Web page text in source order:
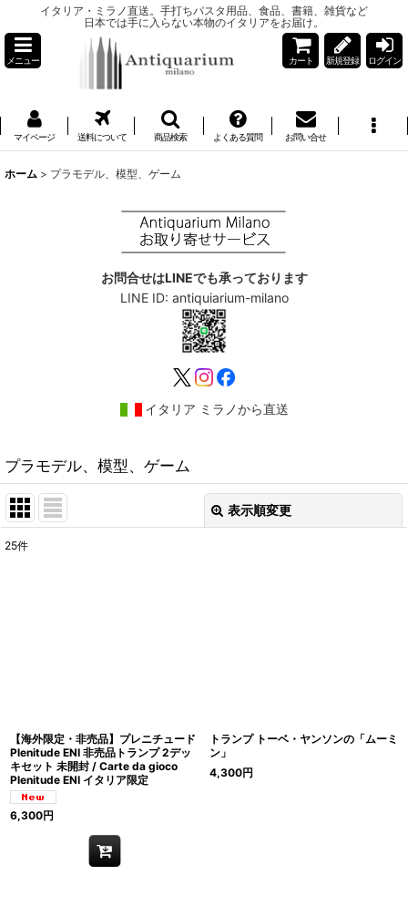
イタリア・ミラノ直送。手打ちパスタ用品、食品、書籍、雑貨など
日本では手に入らない本物のイタリアをお届け。
メニュー カート 新規登録 ログイン
マイページ 送料について 商品検索 よくある質問 お問い合せ
ホーム > プラモデル、模型、ゲーム
お問合せはLINEでも承っております
LINE ID: antiquiarium-milano
イタリア ミラノから直送
プラモデル、模型、ゲーム
表示順変更
25件
【海外限定・非売品】プレニチュード
Plenitude ENI 非売品トランプ 2デッ
キセット 未開封 / Carte da gioco
Plenitude ENI イタリア限定
6,300円
トランプ トーベ・ヤンソンの「ムーミ
ン」
4,300円